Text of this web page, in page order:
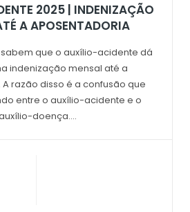
2025 | INDENIZAÇÃO
A APOSENTADORIA
que o auxílio-acidente dá
indenização mensal até a
razão disso é a confusão que
entre o auxílio-acidente e o
doença....